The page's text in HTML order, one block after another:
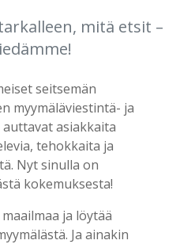
mitä etsit –
seitsemän
myymäläviestintä- ja
asiakkaita
tehokkaita ja
Nyt sinulla on
kokemuksesta!
ja löytää
Ja ainakin